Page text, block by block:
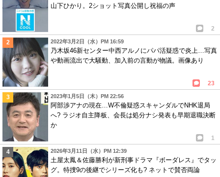
山下ひかり。2ショット写真公開し祝福の声
2
2022年3月2日（水）PM 16:59
乃木坂46新センター中西アルノにパパ活疑惑で炎上…写真
や動画流出で大騒動、加入前の言動が物議。画像あり
23
2023年1月5日（木）PM 22:56
阿部渉アナの現在…W不倫疑惑スキャンダルでNHK退局
へ? ラジオ自主降板、会長は処分ナシ発表も早期退職決断
か
1
2026年3月11日（水）PM 12:39
土屋太鳳＆佐藤勝利が新刑事ドラマ『ボーダレス』でタッ
グ。特捜9の後継でシリーズ化も? ネットで賛否両論